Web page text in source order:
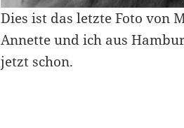
Dies ist das letzte Foto von
Annette und ich aus
jetzt schon.